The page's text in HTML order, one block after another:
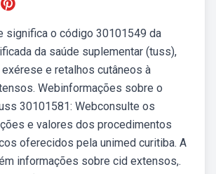
significa o código 30101549 da
da saúde suplementar (tuss),
e retalhos cutâneos à
Webinformações sobre o
30101581: Webconsulte os
e valores dos procedimentos
oferecidos pela unimed curitiba. A
informações sobre cid extensos,.